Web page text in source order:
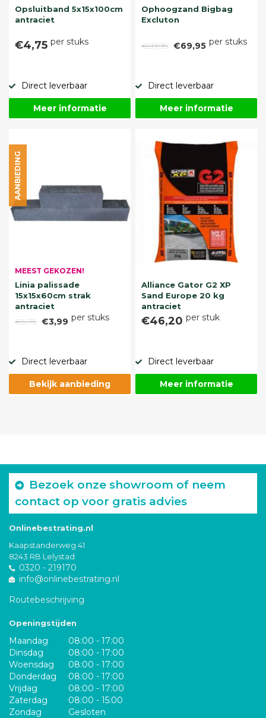
Opsluitband 5x15x100cm
antraciet
€4,75 per stuks
Direct leverbaar
Meer informatie
Ophoogzand Bigbag
Excluton
€89,95 €69,95 per stuks
Direct leverbaar
Meer informatie
MEEST GEKOZEN!
Linia palissade
15x15x60cm strak
antraciet
€5,75 €3,99 per stuks
AANBIEDING
Direct leverbaar
Bekijk aanbieding
Alliance Gator G2 XP
Sand Europe 20 kg
antraciet
€46,20 per stuk
Direct leverbaar
Meer informatie
Bezoek onze showroom of neem
contact op voor gratis advies
Onlinebestrating.nl
Kaapstanderweg 41
8243 RB Lelystad
0320 - 219170
info@onlinebestrating.nl
Routebeschrijving
Openingstijden
Maandag
08:00 - 17:00
Dinsdag
08:00 - 17:00
Woensdag
08:00 - 17:00
Donderdag
08:00 - 17:00
Vrijdag
08:00 - 17:00
Zaterdag
08:00 - 15:00
Zondag
Gesloten